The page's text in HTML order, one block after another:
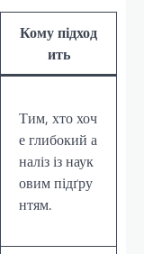
Кому підход
ить
Тим, хто хоч
е глибокий а
наліз із наук
овим підґру
нтям.